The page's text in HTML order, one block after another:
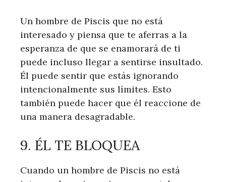
Un hombre de Piscis que no está
interesado y piensa que te aferras a la
esperanza de que se enamorará de ti
puede incluso llegar a sentirse insultado.
Él puede sentir que estás ignorando
intencionalmente sus límites. Esto
también puede hacer que él reaccione de
una manera desagradable.
9. ÉL TE BLOQUEA
Cuando un hombre de Piscis no está